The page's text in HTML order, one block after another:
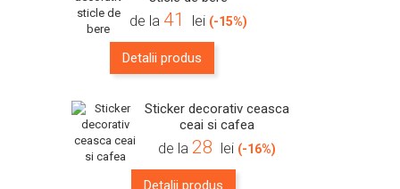
de la41 lei (-15%)
Detalii produs
Sticker decorativ ceasca
ceai si cafea
de la 28 lei (-16%)
Detalii produs